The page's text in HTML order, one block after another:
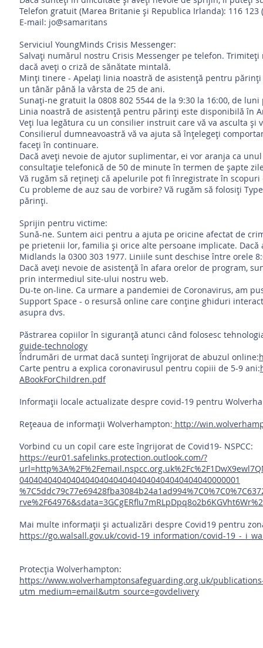
Telefon gratuit (Marea Britanie și Republica Irlanda): 116 123
E-mail: jo@samaritans
Serviciul YoungMinds Crisis Messenger:
Salvați numărul nostru Crisis Messenger pe telefon.
dacă aveți o criză de sănătate mintală.
Minți tinere - Apelați linia noastră de asistență pentru
un tânăr până la vârsta de 25 de ani.
Sunați-ne gratuit la 0808 802 5544 de la 9:30 la 16:00, de
Linia noastră de asistență pentru părinți este disponibilă în
Veți lua legătura cu un consilier instruit care vă va asculta
Consilierul dumneavoastră vă va ajuta să înțelegeți
faceți în continuare.
Dacă aveți nevoie de ajutor suplimentar, ei vor aranja ca
consultație telefonică de 50 de minute în termen de șapte
Vă rugăm să rețineți că apelurile pot fi înregistrate în
Cu probleme de auz sau de vorbire? Vă rugăm să folosiți
părinți.
Sprijin pentru victime:
Sună-ne. Suntem aici pentru a ajuta pe oricine afectat de
pe prietenii lor, familia și orice alte persoane implicate.
Midlands la 0300 303 1977. Liniile sunt deschise între orele
Dacă aveți nevoie de asistență în afara orelor de program,
prin intermediul site-ului nostru web.
Du-te on-line. Ca urmare a pandemiei de Coronavirus, am
Support Space - o resursă online care conține ghiduri
asupra dvs.
Păstrarea copiilor în siguranță atunci când folosesc
guide-technology
Îndrumări de urmat dacă sunteți îngrijorat de abuzul online:
Carte pentru a explica coronavirusul pentru copiii de 5-9 ani:
ABookForChildren.pdf
Informații locale actualizate despre covid-19 pentru
Rețeaua de informații Wolverhampton: http://
Vorbind cu un copil care este îngrijorat de Covid19- NSPCC:
https://eur01.safelinks.protection.outlook.com/?
04040404040404040404040404040404040404040000001
Mai multe informații și actualizări despre Covid19 pentru
https://go.walsall.gov.uk/covid-19_information/covid-19_-
Protecția Wolverhampton:
https://www.wolverhamptonsafeguarding.org.uk/
utm_medium=email&utm_source=govdelivery